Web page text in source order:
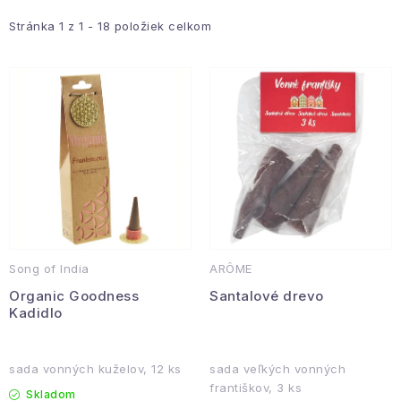
Zdravie a krása
Šport a outdoor
Pre deti
Novinky
Darčekové poukazy
i
v
Stránka 1 z 1 - 18 položiek celkom
e
t
o
Song of India
Organic Goodness
Kadidlo
sada vonných kuželov, 12 ks
Skladom
ARÔME
Santalové drevo
sada veľkých vonných
františkov, 3 ks